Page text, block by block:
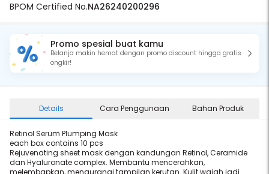
BPOM Certified No.NA26240200296
Promo spesial buat kamu
Belanja makin hemat dengan promo discount hingga gratis
ongkir!
Details Cara Penggunaan Bahan Produk
Retinol Serum Plumping Mask
each box contains 10 pcs
Rejuvenating sheet mask dengan kandungan Retinol, Ceramide
dan Hyaluronate complex. Membantu mencerahkan,
melembapkan, mengurangi tampilan kerutan. Kulit wajah jadi